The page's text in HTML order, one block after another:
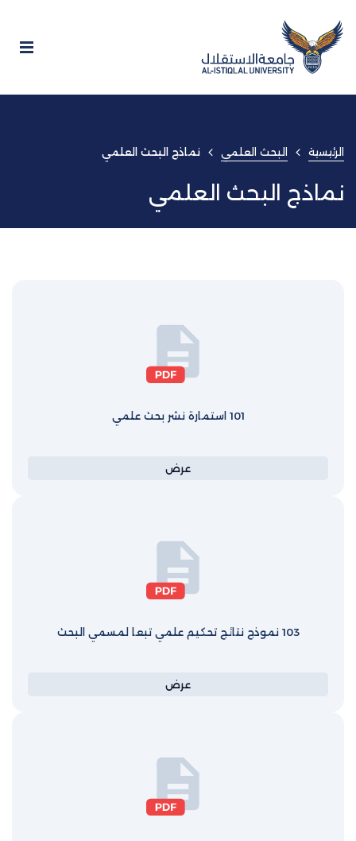
الرئيسية البحث العلمي نماذج البحث العلمي
نماذج البحث العلمي
101 استمارة نشر بحث علمي
عرض
103 نموذج نتائج تحكيم علمي تبعا لمسمي البحث
عرض